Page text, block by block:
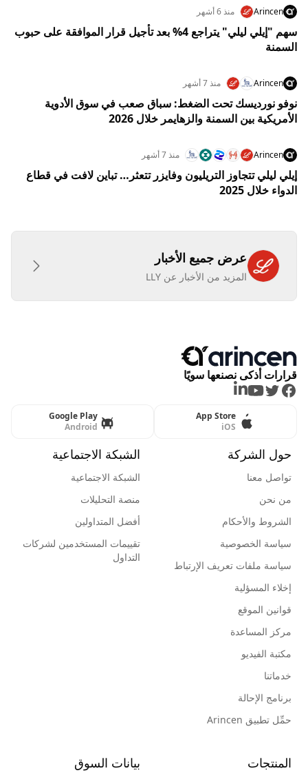
Arincen منذ 6 أشهر
سهم "إيلي ليلي" يتراجع 4% بعد تأجيل قرار الموافقة على حبوب
السمنة
Arincen منذ 7 أشهر
نوفو نورديسك تحت الضغط: سباق صعب في سوق الأدوية
الأمريكية بين السمنة والزهايمر خلال 2026
Arincen منذ 7 أشهر
إيلي ليلي تتجاوز التريليون وفايزر تتعثر… تباين لافت في قطاع
الدواء خلال 2025
عرض جميع الأخبار
المزيد من الأخبار عن LLY
قرارات أذكى نصنعها سويًا
Facebook
Twitter
Youtube
LinkedIn
App Store
iOS
Google Play
Android
حول الشركة
تواصل معنا
من نحن
الشروط والأحكام
سياسة الخصوصية
سياسة ملفات تعريف الإرتباط
إخلاء المسؤلية
قوانين الموقع
مركز المساعدة
مكتبة الفيديو
خدماتنا
برنامج الإحالة
حمِّل تطبيق Arincen
الشبكة الاجتماعية
الشبكة الاجتماعية
منصة التحليلات
أفضل المتداولين
تقييمات المستخدمين لشركات
التداول
المنتجات بيانات السوق